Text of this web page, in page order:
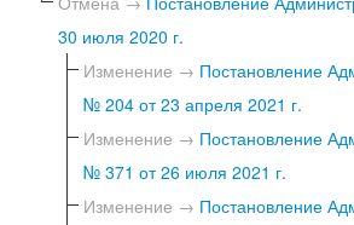
30 июля 2020 г.
Изменение → Постановление
№ 204 от 23 апреля 2021 г.
Изменение → Постановление
№ 371 от 26 июля 2021 г.
Изменение → Постановление